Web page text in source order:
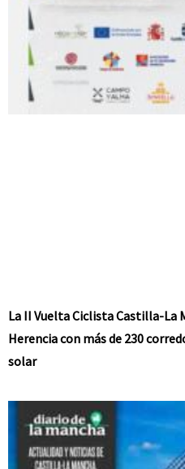
La II Vuelta Ciclista Castilla-La
Herencia con más de 230
solar